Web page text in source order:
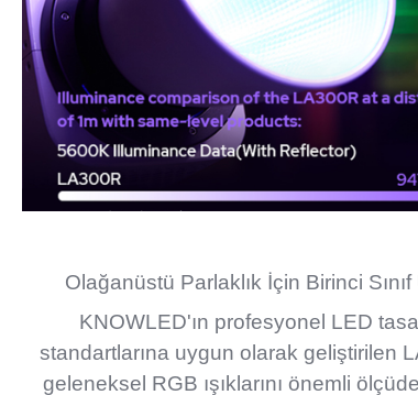
Olağanüstü Parlaklık İçin Birinci Sınıf
KNOWLED'ın profesyonel LED
standartlarına uygun olarak geliştirilen
geleneksel RGB ışıklarını önemli